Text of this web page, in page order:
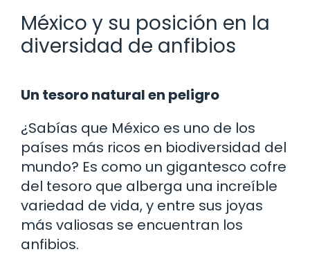
México y su posición en la
diversidad de anfibios
Un tesoro natural en peligro
¿Sabías que México es uno de los
países más ricos en biodiversidad del
mundo? Es como un gigantesco cofre
del tesoro que alberga una increíble
variedad de vida, y entre sus joyas
más valiosas se encuentran los
anfibios.